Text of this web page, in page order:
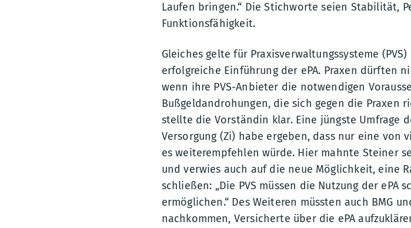
Laufen bringen.“ Die Stichworte seien Stabilität,
Funktionsfähigkeit.
Gleiches gelte für Praxisverwaltungssysteme
erfolgreiche Einführung der ePA. Praxen dürften
wenn ihre PVS-Anbieter die notwendigen
Bußgeldandrohungen, die sich gegen die Praxen
stellte die Vorständin klar. Eine jüngste Umfrage
Versorgung (Zi) habe ergeben, dass nur eine von
es weiterempfehlen würde. Hier mahnte Steiner
und verwies auch auf die neue Möglichkeit, eine
schließen: „Die PVS müssen die Nutzung der
ermöglichen.“ Des Weiteren müssten auch BMG
nachkommen, Versicherte über die ePA